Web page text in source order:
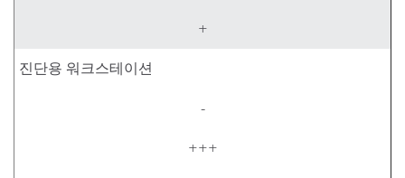
+
진단용 워크스테이션
-
+++